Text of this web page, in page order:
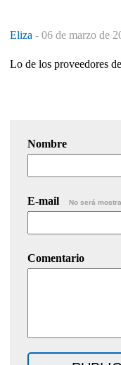
Eliza - 06 de marzo de
Lo de los proveedores
Nombre
E-mail No será
Comentario